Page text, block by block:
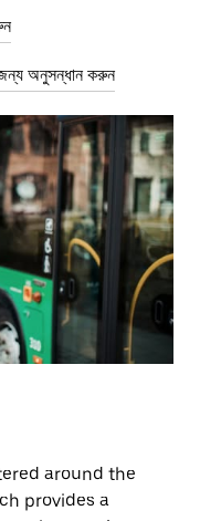
অনুসন্ধান করুন
around the
provides a